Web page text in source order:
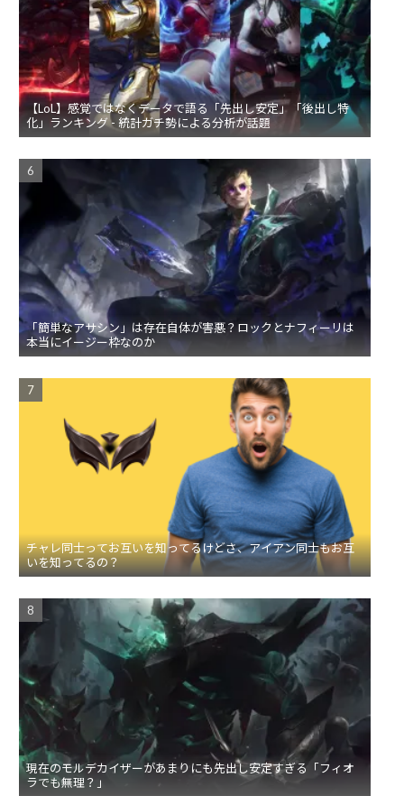
【LoL】感覚ではなくデータで語る「先出し安定」「後出し特
化」ランキング - 統計ガチ勢による分析が話題
「簡単なアサシン」は存在自体が害悪？ロックとナフィーリは
本当にイージー枠なのか
チャレ同士ってお互いを知ってるけどさ、アイアン同士もお互
いを知ってるの？
現在のモルデカイザーがあまりにも先出し安定すぎる「フィオ
ラでも無理？」